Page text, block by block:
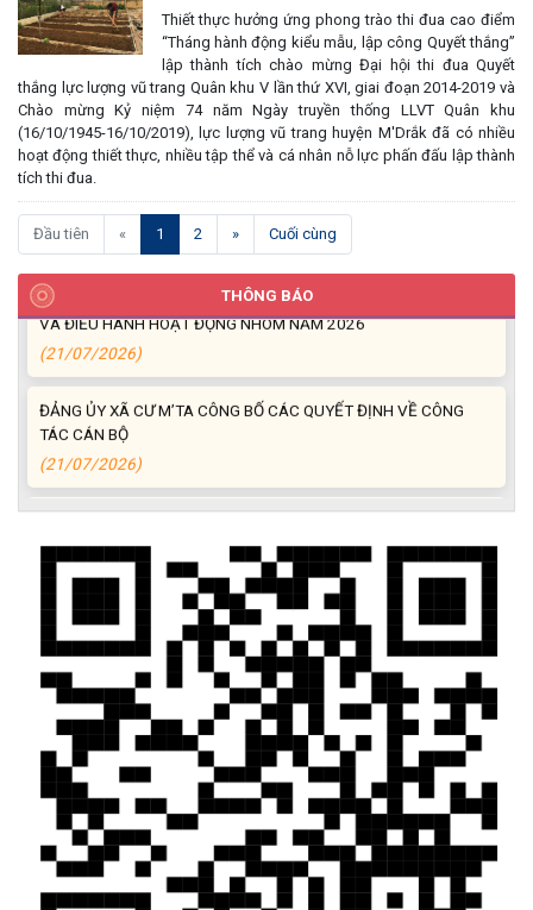
Thiết thực hưởng ứng phong trào thi đua cao điểm
“Tháng hành động kiểu mẫu, lập công Quyết thắng”
lập thành tích chào mừng Đại hội thi đua Quyết
thắng lực lượng vũ trang Quân khu V lần thứ XVI, giai đoạn 2014-2019 và
Chào mừng Kỷ niệm 74 năm Ngày truyền thống LLVT Quân khu
(16/10/1945-16/10/2019), lực lượng vũ trang huyện M'Drắk đã có nhiều
hoạt động thiết thực, nhiều tập thể và cá nhân nỗ lực phấn đấu lập thành
tích thi đua.
Đầu tiên « 1 (current)
2 » Cuối cùng
THÔNG BÁO
UBND XÃ CƯ M’TA CÔNG KHAI DANH MỤC THỦ TỤC HÀNH
CHÍNH THỰC HIỆN MỘT PHẦN
(30/07/2026)
CÔNG KHAI DANH MỤC THỦ TỤC HÀNH CHÍNH THỰC HIỆN
TOÀN TRÌNH THUỘC THẨM QUYỀN GIẢI QUYẾT CỦA UBND XÃ
CƯ M’TA
(30/07/2026)
TẬP HUẤN NÂNG CAO KỸ NĂNG TƯ VẤN KHỞI SỰ KINH DOANH
VÀ ĐIỀU HÀNH HOẠT ĐỘNG NHÓM NĂM 2026
ĐẢNG ỦY XÃ CƯ M’TA CÔNG BỐ CÁC QUYẾT ĐỊNH VỀ CÔNG
TÁC CÁN BỘ
TÍN DỤNG CHÍNH SÁCH XÃ HỘI TIẾP TỤC PHÁT HUY HIỆU QUẢ,
TẠI XÃ CƯ M’TA
(09/07/2026)
KINH TẾ - XÃ HỘI 6 THÁNG ĐẦU NĂM 2026
(08/07/2026)
CÔNG TRÌNH THỦY LỢI TRONG MÙA MƯA BÃO
(07/07/2026)